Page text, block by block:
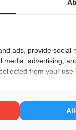
Een tweede
holding kan dat
Daardoor kan
gebracht.
Waarom is dat
aangehouden
vastgoed of
opbouwenbuiten
ads, provide
media, advertising,
from your use